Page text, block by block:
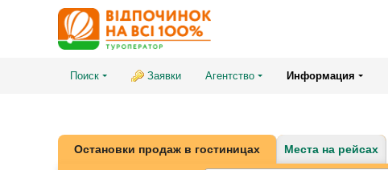
Поиск Заявки Агентство Информация
Остановки продаж в гостиницах Места на рейсах